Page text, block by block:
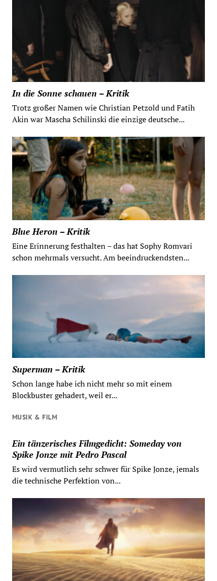
In die Sonne schauen – Kritik
Trotz großer Namen wie Christian Petzold und Fatih
Akin war Mascha Schilinski die einzige deutsche...
Blue Heron – Kritik
Eine Erinnerung festhalten – das hat Sophy Romvari
schon mehrmals versucht. Am beeindruckendsten...
Superman – Kritik
Schon lange habe ich nicht mehr so mit einem
Blockbuster gehadert, weil er...
MUSIK & FILM
Ein tänzerisches Filmgedicht: Someday von
Spike Jonze mit Pedro Pascal
Es wird vermutlich sehr schwer für Spike Jonze, jemals
die technische Perfektion von...